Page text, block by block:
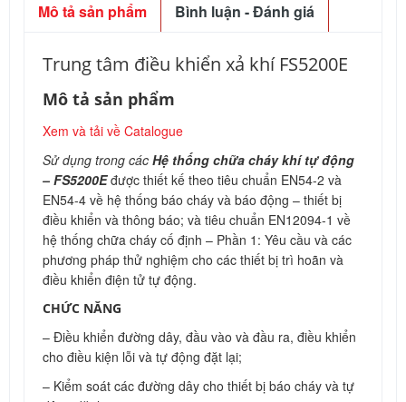
Mô tả sản phẩm Bình luận - Đánh giá
Trung tâm điều khiển xả khí FS5200E
Mô tả sản phẩm
Xem và tải về Catalogue
Sử dụng trong các Hệ thống chữa cháy khí tự động
– FS5200Eđược thiết kế theo tiêu chuẩn EN54-2 và
EN54-4 về hệ thống báo cháy và báo động – thiết bị
điều khiển và thông báo; và tiêu chuẩn EN12094-1 về
hệ thống chữa cháy cố định – Phần 1: Yêu cầu và các
phương pháp thử nghiệm cho các thiết bị trì hoãn và
điều khiển điện tử tự động.
CHỨC NĂNG
– Điều khiển đường dây, đầu vào và đầu ra, điều khiển
cho điều kiện lỗi và tự động đặt lại;
– Kiểm soát các đường dây cho thiết bị báo cháy và tự